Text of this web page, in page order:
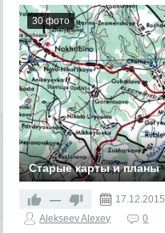
30 фото
Старые карты и планы
окрестностей
— 17.12.2015
Alekseev Alexey
0